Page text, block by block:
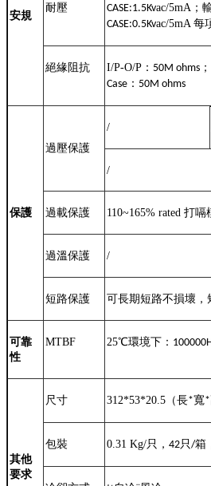
安規
耐壓
CASE:1.5Kvac/5mA ；
CASE:0.5Kvac/5mA 每
絕緣阻抗 I/P-O/P ： 50M ohms ；
Case ： 50M ohms
保護
過壓保護
/
/
過載保護 110~165% rated 打嗝
過溫保護 /
短路保護 可長期短路不損壞，
可靠
性
MTBF 25℃環境下：
其他
要求
尺寸 312*53*20.5 （長*寬*
包裝 0.31 Kg/只， 42只 /箱